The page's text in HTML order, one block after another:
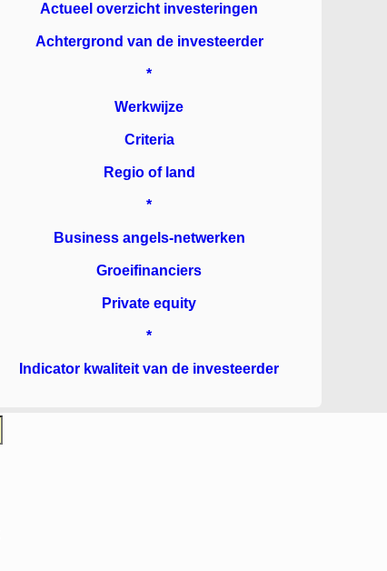
Actueel overzicht investeringen
Achtergrond van de investeerder
*
Werkwijze
Criteria
Regio of land
*
Business angels-netwerken
Groeifinanciers
Private equity
*
Indicator kwaliteit van de investeerder